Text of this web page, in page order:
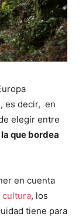
es decir, en
elegir entre
que bordea
en cuenta
cultura, los
tiene para